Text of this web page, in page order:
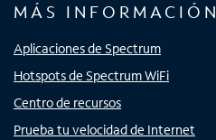
MÁS INFORMACIÓN
Aplicaciones de Spectrum
Hotspots de Spectrum WiFi
Centro de recursos
Prueba tu velocidad de Internet